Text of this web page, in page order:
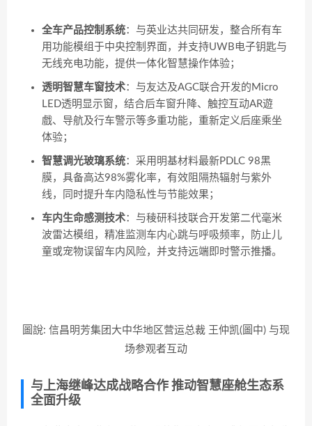
全车产品控制系统：与英业达共同研发，整合所有车
用功能模组于中央控制界面，并支持UWB电子钥匙与
无线充电功能，提供一体化智慧操作体验；
透明智慧车窗技术：与友达及AGC联合开发的Micro
LED透明显示窗，结合后车窗升降、触控互动AR遊
戲、导航及行车警示等多重功能，重新定义后座乘坐
体验；
智慧调光玻璃系统：采用明基材料最新PDLC 98黑
膜，具备高达98%雾化率，有效阻隔热辐射与紫外
线，同时提升车内隐私性与节能效果；
车内生命感测技术：与稜研科技联合开发第二代毫米
波雷达模组，精准监测车内心跳与呼吸频率，防止儿
童或宠物误留车内风险，并支持远端即时警示推播。
圖說: 信昌明芳集团大中华地区营运总裁 王仲凯(圖中) 与现
场参观者互动
与上海继峰达成战略合作 推动智慧座舱生态系
全面升级